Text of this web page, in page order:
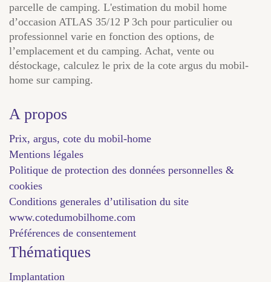
parcelle de camping. L'estimation du mobil home
d’occasion ATLAS 35/12 P 3ch pour particulier ou
professionnel varie en fonction des options, de
l’emplacement et du camping. Achat, vente ou
déstockage, calculez le prix de la cote argus du mobil-
home sur camping.
A propos
Prix, argus, cote du mobil-home
Mentions légales
Politique de protection des données personnelles &
cookies
Conditions generales d’utilisation du site
www.cotedumobilhome.com
Préférences de consentement
Thématiques
Implantation